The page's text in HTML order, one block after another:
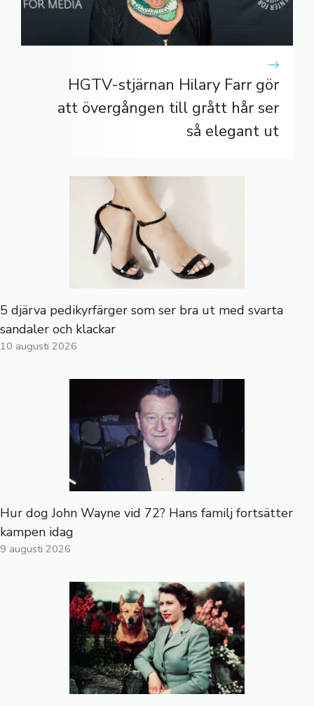
HGTV-stjärnan Hilary Farr gör
att övergången till grått hår ser
så elegant ut
5 djärva pedikyrfärger som ser bra ut med svarta
sandaler och klackar
10 augusti 2026
Hur dog John Wayne vid 72? Hans familj fortsätter
kampen idag
9 augusti 2026